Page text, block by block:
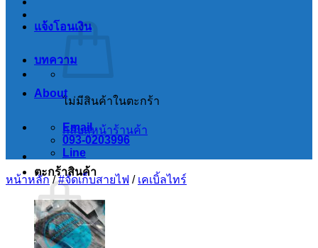
ไม่มีสินค้าในตะกร้า
กลับสู่หน้าร้านค้า
ตะกร้าสินค้า
แจ้งโอนเงิน
บทความ
About
Email
093-0203996
Line
หน้าหลัก / #จัดเก็บสายไฟ / เคเบิ้ลไทร์